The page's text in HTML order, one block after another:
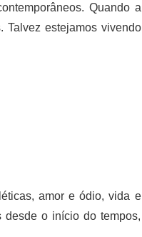
Quando a
Talvez estejamos vivendo
amor e ódio, vida e
desde o início do tempos,